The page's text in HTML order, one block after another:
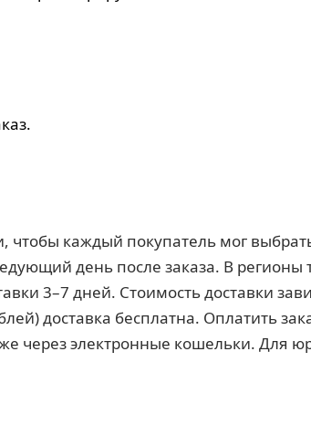
чтобы каждый покупатель мог
день после заказа. В
3–7 дней. Стоимость доставки
доставка бесплатна. Оплатить
через электронные кошельки. Для